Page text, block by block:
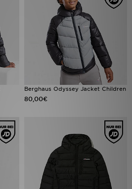
Berghaus Odyssey Jacket Children
80,00€